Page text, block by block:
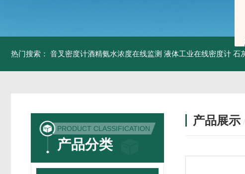
热门搜索： 音叉密度计酒精氨水浓度在线监测 液体工业在线密度计 石
PRODUCT CLASSIFICATION
产品分类
产品展示